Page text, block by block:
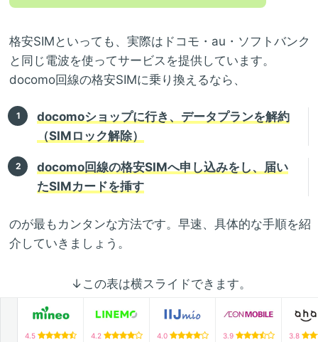
格安SIMといっても、実際はドコモ・au・ソフトバンク
と同じ電波を使ってサービスを提供しています。
docomo回線の格安SIMに乗り換えるなら、
docomoショップに行き、データプランを解約
（SIMロック解除）
docomo回線の格安SIMへ申し込みをし、届い
たSIMカードを挿す
のが最もカンタンな方法です。早速、具体的な手順を紹
介していきましょう。
↓この表は横スライドできます。
4.5 4.2 4.0 3.9 3.8